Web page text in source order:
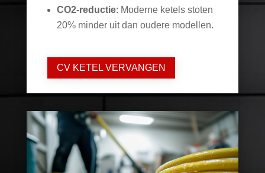
CO2-reductie: Moderne ketels stoten
20% minder uit dan oudere modellen.
CV KETEL VERVANGEN